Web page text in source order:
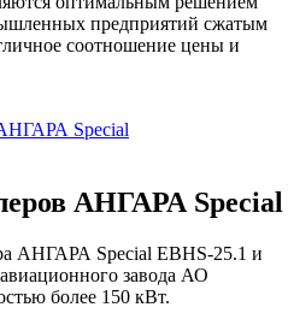
предприятий сжатым
соотношение цены и
АНГАРА Special
АНГАРА Special EBHS-25.1 и
завода АО
более 150 кВт.